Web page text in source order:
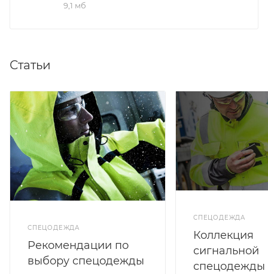
9,1 мб
Статьи
СПЕЦОДЕЖДА
Рекомендации по
выбору спецодежды
СПЕЦОДЕЖДА
Коллекция
сигнальной
спецодежды